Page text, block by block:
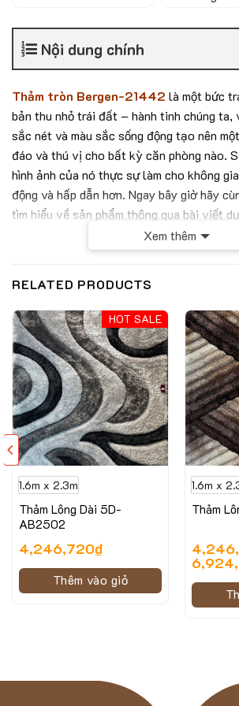
Nội dung chính
Thảm tròn Bergen-21442 là một bức
bản thu nhỏ trái đất – hành tinh chúng
sắc nét và màu sắc sống động tạo nên
đáo và thú vị cho bất kỳ căn phòng nào.
hình ảnh của nó thực sự làm cho không
động và hấp dẫn hơn. Ngay bây giờ hãy
tìm hiểu về sản phẩm thông qua bài viết
Hình ảnh minh họa của thảm tròn
Xem thêm
RELATED PRODUCTS
HOT SALE
1.6m x 2.3m
Thảm Lông Dài 5D-
AB2502
4,246,720₫
Thêm vào giỏ
1.6m x
Thảm